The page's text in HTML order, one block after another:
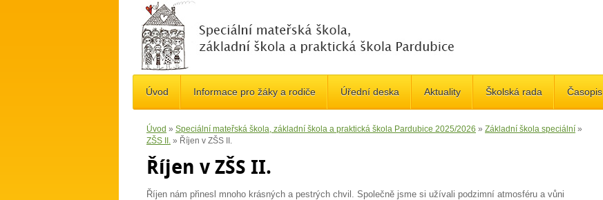
Úvod Informace pro žáky a rodiče Úřední deska Aktuality Školská rada Časopis
Úvod » Speciální mateřská škola, základní škola a praktická škola Pardubice 2025/2026 » Základní škola speciální »
ZŠS II. » Říjen v ZŠS II.
Říjen v ZŠS II.
Říjen nám přinesl mnoho krásných a pestrých chvil. Společně jsme si užívali podzimní atmosféru a vůni